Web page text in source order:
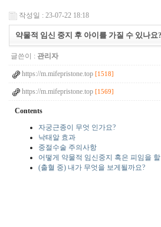
작성일 : 23-07-22 18:18
약물적 임신 중지 후 아이를 가질 수 있나
글쓴이 : 관리자
https://m.mifepristone.top [1518]
https://m.mifepristone.top [1569]
Contents
자궁근종이 무엇 인가요?
낙태알 효과
중절수술 주의사항
어떻게 약물적 임신중지 혹은 피임을
(출혈 중) 내가 무엇을 보게될까요?